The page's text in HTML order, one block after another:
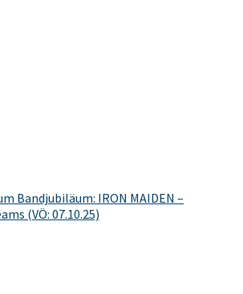
Bandjubiläum: IRON MAIDEN –
(VÖ: 07.10.25)